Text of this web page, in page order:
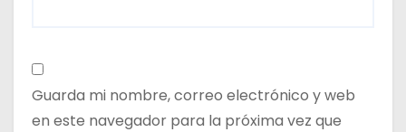
Guarda mi nombre, correo electrónico y web
en este navegador para la próxima vez que